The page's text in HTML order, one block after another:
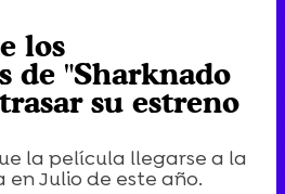
los
de "Sharknado
su estreno
la película llegarse a la
Julio de este año.